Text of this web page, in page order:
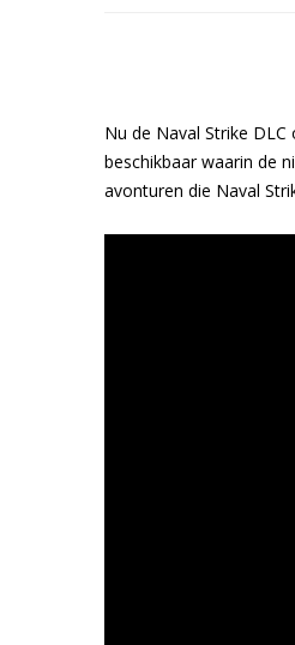
Nu de Naval Strike
beschikbaar waarin de
avonturen die Naval